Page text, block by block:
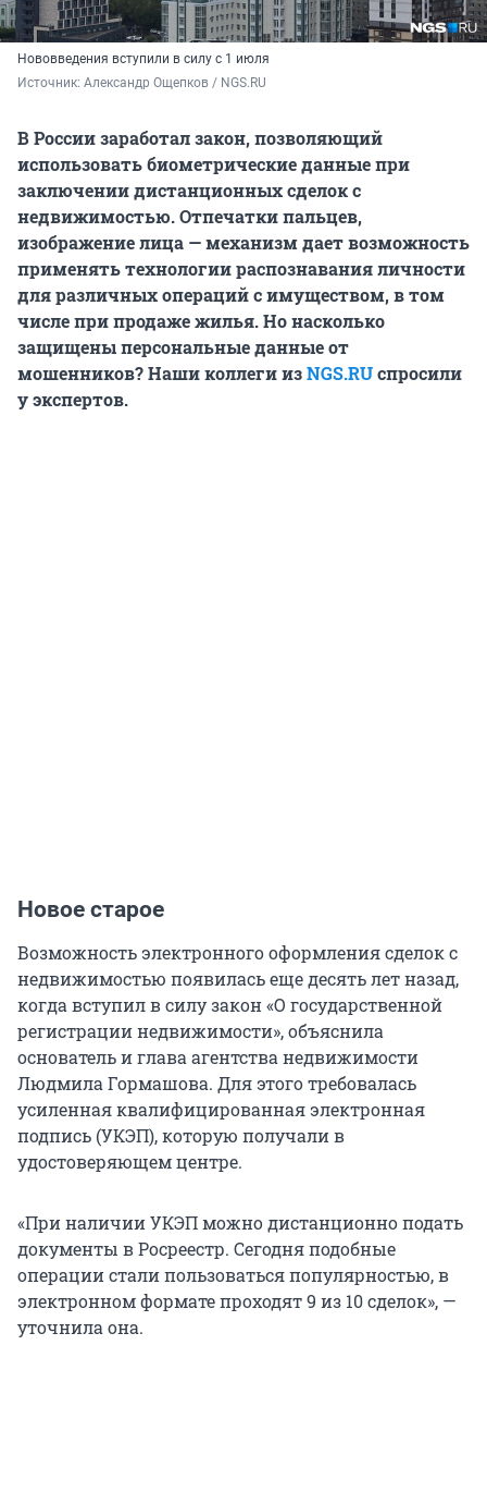
Нововведения вступили в силу с 1 июля
Источник: Александр Ощепков / NGS.RU
В России заработал закон, позволяющий
использовать биометрические данные при
заключении дистанционных сделок с
недвижимостью. Отпечатки пальцев,
изображение лица — механизм дает возможность
применять технологии распознавания личности
для различных операций с имуществом, в том
числе при продаже жилья. Но насколько
защищены персональные данные от
мошенников? Наши коллеги изNGS.RUспросили
у экспертов.
Новое старое
Возможность электронного оформления сделок с
недвижимостью появилась еще десять лет назад,
когда вступил в силу закон «О государственной
регистрации недвижимости», объяснила
основатель и глава агентства недвижимости
Людмила Гормашова. Для этого требовалась
усиленная квалифицированная электронная
подпись (УКЭП), которую получали в
удостоверяющем центре.
«При наличии УКЭП можно дистанционно подать
документы в Росреестр. Сегодня подобные
операции стали пользоваться популярностью, в
электронном формате проходят 9 из 10 сделок», —
уточнила она.